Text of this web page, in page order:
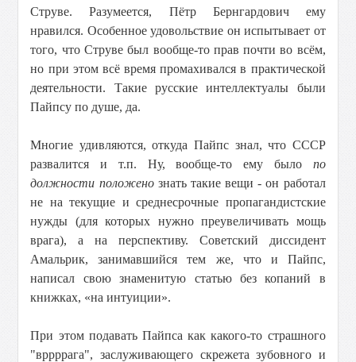
Струве. Разумеется, Пётр Бернгардович ему
нравился. Особенное удовольствие он испытывает от
того, что Струве был вообще-то прав почти во всём,
но при этом всё время промахивался в практической
деятельности. Такие русские интеллектуалы были
Пайпсу по душе, да.
Многие удивляются, откуда Пайпс знал, что СССР
развалится и т.п. Ну, вообще-то ему было по
должности положено знать такие вещи - он работал
не на текущие и среднесрочные пропагандистские
нужды (для которых нужно преувеличивать мощь
врага), а на перспективу. Советский диссидент
Амальрик, занимавшийся тем же, что и Пайпс,
написал свою знаменитую статью без копаний в
книжках, «на интуиции».
При этом подавать Пайпса как какого-то страшного
"вррррага", заслуживающего скрежета зубовного и